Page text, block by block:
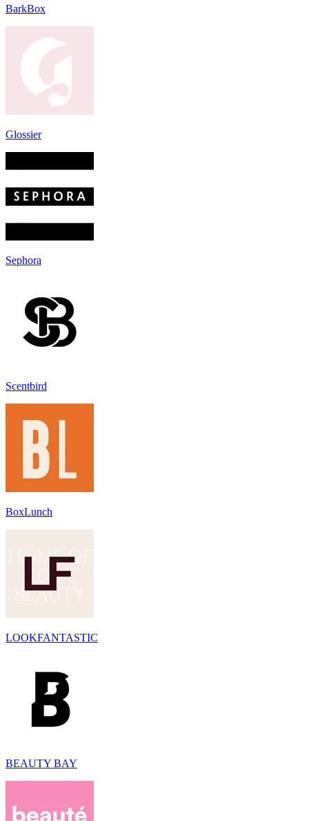
BarkBox
Glossier
Sephora
Scentbird
BoxLunch
LOOKFANTASTIC
BEAUTY BAY